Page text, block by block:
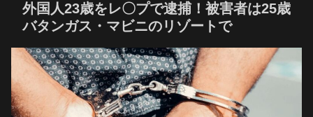
外国人23歳をレ〇プで逮捕！被害者は25歳
バタンガス・マビニのリゾートで